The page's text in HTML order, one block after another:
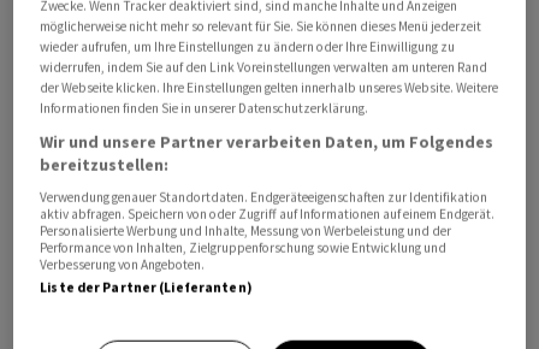
Möglicherweise positionieren sich die Anleger bereits
für wichtige Konjunkturdaten. So stehen am
Donnerstag die Verbraucherpreise im Dezember auf der
Agenda. Diese könnten den Notenbankern zeigen, "dass
sondern auch, dass die wirtschaftlichen Folgen nicht so
gravierend sein müssen", schrieb Analyst Craig Erlam
vom Broker Oanda.
Zwecke. Wenn Tracker deaktiviert sind, sind manche Inhalte und Anzeigen
möglicherweise nicht mehr so relevant für Sie. Sie können dieses Menü jederzeit
wieder aufrufen, um Ihre Einstellungen zu ändern oder Ihre Einwilligung zu
widerrufen, indem Sie auf den Link Voreinstellungen verwalten am unteren Rand
der Webseite klicken. Ihre Einstellungen gelten innerhalb unseres Website. Weitere
Informationen finden Sie in unserer Datenschutzerklärung.
Wir und unsere Partner verarbeiten Daten, um Folgendes
bereitzustellen:
Verwendung genauer Standortdaten. Endgeräteeigenschaften zur Identifikation
aktiv abfragen. Speichern von oder Zugriff auf Informationen auf einem Endgerät.
Personalisierte Werbung und Inhalte, Messung von Werbeleistung und der
Performance von Inhalten, Zielgruppenforschung sowie Entwicklung und
Verbesserung von Angeboten.
Liste der Partner (Lieferanten)